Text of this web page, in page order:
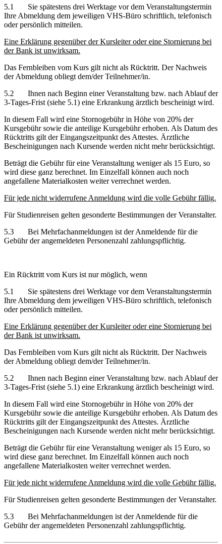
5.1 Sie spätestens drei Werktage vor dem Veranstaltungstermin
Ihre Abmeldung dem jeweiligen VHS-Büro schriftlich, telefonisch
oder persönlich mitteilen.
Eine Erklärung gegenüber der Kursleiter oder eine Stornierung bei
der Bank ist unwirksam.
Das Fernbleiben vom Kurs gilt nicht als Rücktritt. Der Nachweis
der Abmeldung obliegt dem/der Teilnehmer/in.
5.2 Ihnen nach Beginn einer Veranstaltung bzw. nach Ablauf der
3-Tages-Frist (siehe 5.1) eine Erkrankung ärztlich bescheinigt wird.
In diesem Fall wird eine Stornogebühr in Höhe von 20% der
Kursgebühr sowie die anteilige Kursgebühr erhoben. Als Datum des
Rücktritts gilt der Eingangszeitpunkt des Attestes. Ärztliche
Bescheinigungen nach Kursende werden nicht mehr berücksichtigt.
Beträgt die Gebühr für eine Veranstaltung weniger als 15 Euro, so
wird diese ganz berechnet. Im Einzelfall können auch noch
angefallene Materialkosten weiter verrechnet werden.
Für jede nicht widerrufene Anmeldung wird die volle Gebühr fällig.
Für Studienreisen gelten gesonderte Bestimmungen der Veranstalter.
5.3 Bei Mehrfachanmeldungen ist der Anmeldende für die
Gebühr der angemeldeten Personenzahl zahlungspflichtig.
Ein Rücktritt vom Kurs ist nur möglich, wenn
5.1 Sie spätestens drei Werktage vor dem Veranstaltungstermin
Ihre Abmeldung dem jeweiligen VHS-Büro schriftlich, telefonisch
oder persönlich mitteilen.
Eine Erklärung gegenüber der Kursleiter oder eine Stornierung bei
der Bank ist unwirksam.
Das Fernbleiben vom Kurs gilt nicht als Rücktritt. Der Nachweis
der Abmeldung obliegt dem/der Teilnehmer/in.
5.2 Ihnen nach Beginn einer Veranstaltung bzw. nach Ablauf der
3-Tages-Frist (siehe 5.1) eine Erkrankung ärztlich bescheinigt wird.
In diesem Fall wird eine Stornogebühr in Höhe von 20% der
Kursgebühr sowie die anteilige Kursgebühr erhoben. Als Datum des
Rücktritts gilt der Eingangszeitpunkt des Attestes. Ärztliche
Bescheinigungen nach Kursende werden nicht mehr berücksichtigt.
Beträgt die Gebühr für eine Veranstaltung weniger als 15 Euro, so
wird diese ganz berechnet. Im Einzelfall können auch noch
angefallene Materialkosten weiter verrechnet werden.
Für jede nicht widerrufene Anmeldung wird die volle Gebühr fällig.
Für Studienreisen gelten gesonderte Bestimmungen der Veranstalter.
5.3 Bei Mehrfachanmeldungen ist der Anmeldende für die
Gebühr der angemeldeten Personenzahl zahlungspflichtig.